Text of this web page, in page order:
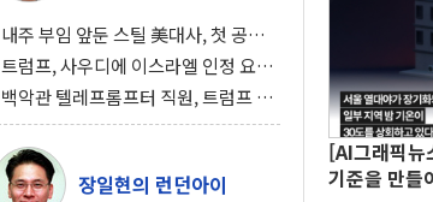
내주 부임 앞둔 스틸 美대사, 첫 공개
행사서 "한미동맹 강화 최우선 과제"
트럼프, 사우디에 이스라엘 인정 요
구…원자력 협정 서명 하루 만에 좌초
위기
백악관 텔레프롬프터 직원, 트럼프 연
설 미리 보고 베팅 시장서 10만달러 챙
겨
장일현의 런던아이
[AI그래픽뉴
기준을 만들